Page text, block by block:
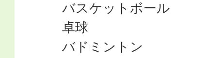
バスケットボール
卓球
バドミントン